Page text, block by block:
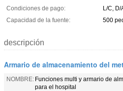
Condiciones de pago:
L/C, D/
Capacidad de la fuente:
500
descripción
Armario de almacenamiento del
NOMBRE: Funciones multi y armario de
para el hospital